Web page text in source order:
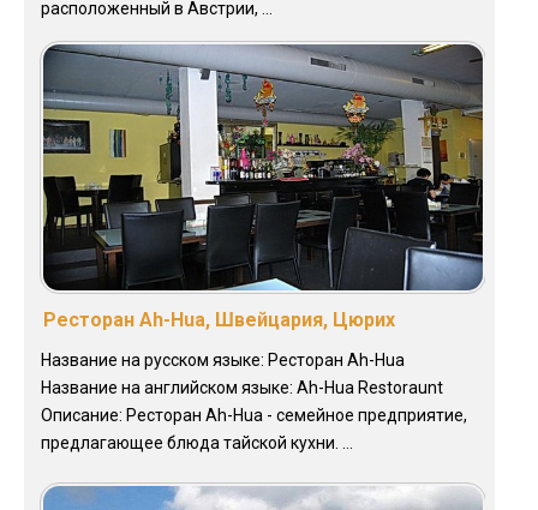
расположенный в Австрии, ...
Ресторан Ah-Hua, Швейцария, Цюрих
Название на русском языке: Ресторан Ah-Hua
Название на английском языке: Ah-Hua Restoraunt
Описание: Ресторан Ah-Hua - семейное предприятие,
предлагающее блюда тайской кухни. ...